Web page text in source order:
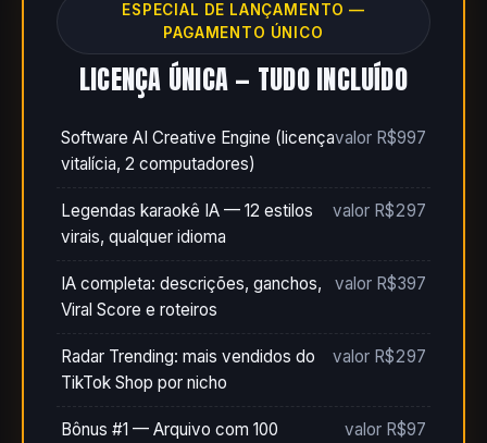
ESPECIAL DE LANÇAMENTO —
PAGAMENTO ÚNICO
LICENÇA ÚNICA — TUDO INCLUÍDO
Software AI Creative Engine (licença
vitalícia, 2 computadores)
valor R$997
Legendas karaokê IA — 12 estilos
virais, qualquer idioma
valor R$297
IA completa: descrições, ganchos,
Viral Score e roteiros
valor R$397
Radar Trending: mais vendidos do
TikTok Shop por nicho
valor R$297
Bônus #1 — Arquivo com 100 valor R$97